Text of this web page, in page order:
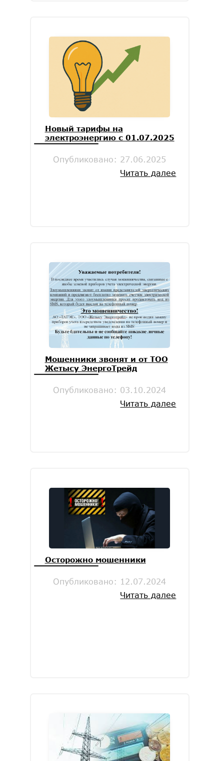
Новый тарифы на
электроэнергию с 01.07.2025
Опубликовано: 27.06.2025
Читать далее
Мошенники звонят и от ТОО
Жетысу ЭнергоТрейд
Опубликовано: 03.10.2024
Читать далее
Осторожно мошенники
Опубликовано: 12.07.2024
Читать далее